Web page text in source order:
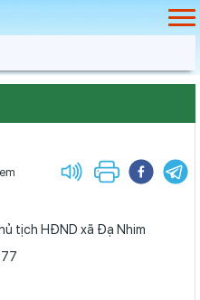
tịch HĐND xã Đạ Nhim